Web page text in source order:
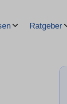
Ratgeber